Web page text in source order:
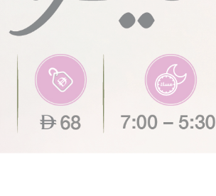
فرع دبا الحصن
فرع البطائح
فرع وادي الحلو